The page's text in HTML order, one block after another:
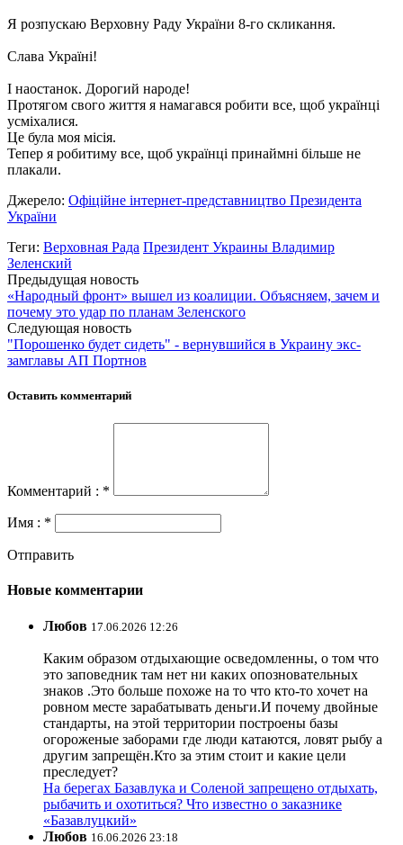
Я розпускаю Верховну Раду України 8-го скликання.
Слава Україні!
І наостанок. Дорогий народе!
Протягом свого життя я намагався робити все, щоб українці
усміхалися.
Це була моя місія.
Тепер я робитиму все, щоб українці принаймні більше не
плакали.
Джерело: Офіційне інтернет-представництво Президента
України
Теги: Верховная Рада Президент Украины Владимир
Зеленский
Предыдущая новость
«Народный фронт» вышел из коалиции. Объясняем, зачем и
почему это удар по планам Зеленского
Следующая новость
"Порошенко будет сидеть" - вернувшийся в Украину экс-
замглавы АП Портнов
Оставить комментарий
Комментарий : *
Имя : *
Отправить
Новые комментарии
Любов 17.06.2026 12:26
Каким образом отдыхающие осведомленны, о том что
это заповедник там нет ни каких опозновательных
знаков .Это больше похоже на то что кто-то хочет на
ровном месте зарабатывать деньги.И почему двойные
стандарты, на этой территории построены базы
огороженые заборами где люди катаются, ловят рыбу а
другим запрещён.Кто за этим стоит и какие цели
преследует?
На берегах Базавлука и Соленой запрещено отдыхать,
рыбачить и охотиться? Что известно о заказнике
«Базавлуцкий»
Любов 16.06.2026 23:18